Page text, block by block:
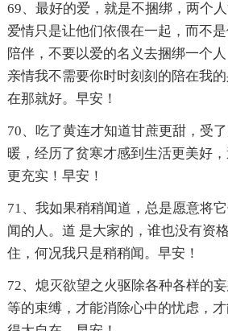
69、最好的爱，就是不捆绑，两个
爱情只是让他们依偎在一起，而不
陪伴，不要以爱的名义去捆绑一个
亲情我不需要你时时刻刻的陪在我
在那就好。早安！
70、吃了黄连才知道甘蔗更甜，受
暖，经历了贫寒才感到生活更美好
更充实！早安！
71、我如果稍稍闻道，总是愿意将
闻的人。道 是大家的，谁也没有资
住，何况我只是稍稍闻。早安！
72、熄灭欲望之火驱除各种各样的
等的束缚，才能消除心中的忧虑，